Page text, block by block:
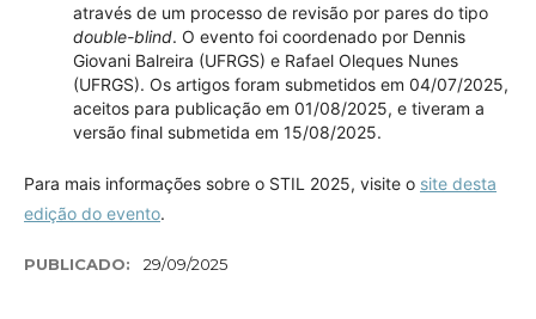
através de um processo de revisão por pares do tipo
double-blind. O evento foi coordenado por Dennis
Giovani Balreira (UFRGS) e Rafael Oleques Nunes
(UFRGS). Os artigos foram submetidos em 04/07/2025,
aceitos para publicação em 01/08/2025, e tiveram a
versão final submetida em 15/08/2025.
Para mais informações sobre o STIL 2025, visite o site desta
edição do evento.
PUBLICADO: 29/09/2025